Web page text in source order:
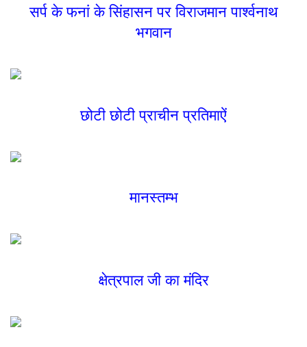
सर्प के फनां के सिंहासन पर विराजमान पार्श्वनाथ
भगवान
छोटी छोटी प्राचीन प्रतिमाऐं
मानस्तम्भ
क्षेत्रपाल जी का मंदिर